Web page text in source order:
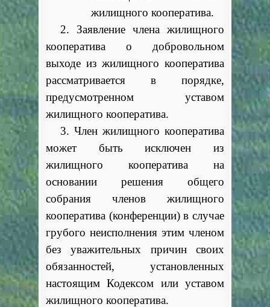
жилищного кооператива.
2. Заявление члена жилищного
кооператива о добровольном
выходе из жилищного кооператива
рассматривается в порядке,
предусмотренном уставом
жилищного кооператива.
3. Член жилищного кооператива
может быть исключен из
жилищного кооператива на
основании решения общего
собрания членов жилищного
кооператива (конференции) в случае
грубого неисполнения этим членом
без уважительных причин своих
обязанностей, установленных
настоящим Кодексом или уставом
жилищного кооператива.